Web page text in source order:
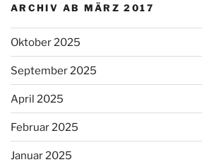
ARCHIV AB MÄRZ 2017
Oktober 2025
September 2025
April 2025
Februar 2025
Januar 2025